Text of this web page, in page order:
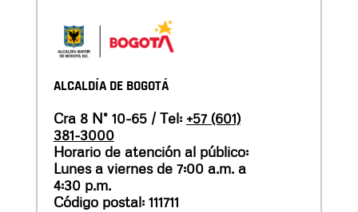
ALCALDÍA DE BOGOTÁ
Cra 8 N° 10-65 / Tel: +57 (601)
381-3000
Horario de atención al público:
Lunes a viernes de 7:00 a.m. a
4:30 p.m.
Código postal: 111711